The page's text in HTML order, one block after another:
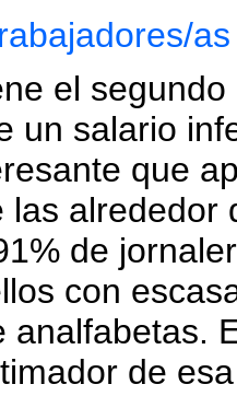
el
un salario
que
las alrededor
de
con
analfabetas.
de